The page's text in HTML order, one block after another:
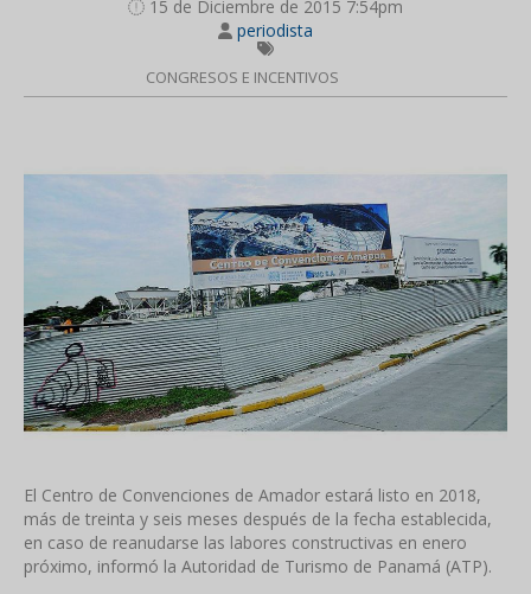
15 de Diciembre de 2015 7:54pm
periodista
CONGRESOS E INCENTIVOS
El Centro de Convenciones de Amador estará listo en 2018,
más de treinta y seis meses después de la fecha establecida,
en caso de reanudarse las labores constructivas en enero
próximo, informó la Autoridad de Turismo de Panamá (ATP).